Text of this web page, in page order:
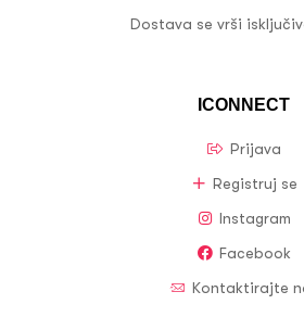
ICONNECT
Prijava
Registruj se
Instagram
Facebook
Kontaktirajte
Dostava se vrši